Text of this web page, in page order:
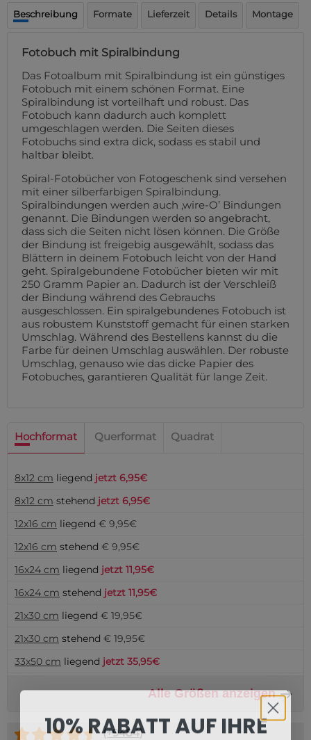
Bodenmatte
Über uns
Login
WhatsApp
Impressum
Beschreibung Formate Lieferzeit Details Montage
Fotobuch mit Spiralbindung
Das Fotoalbum mit Spiralbindung ist ein günstiges
Fotobuch mit einem schönen Format. Eine
Spiralbindung ist vorteilhaft und robust. Das
Fotobuch kann dadurch auch komplett
umgeschlagen werden. Die Seiten dieses
Fotobuchs sind extra dick, sodass es stabil und
haltbar bleibt.
Spiral-Fotobücher von Fotogeschenk sind versehen
mit einer silberfarbigen Spiralbindung.
Spiralbindungen werden auch ‚wire-O’ Bindungen
genannt. Die Bindungen werden so angebracht,
dass sich die Seiten nicht lösen können. Die Größe
der Bindung ist freigebig ausgewählt, sodass das
Blättern in deinem Fotobuch leicht von der Hand
geht. Spiralgebundene Fotobücher bieten wir mit
250 Gramm Papier an. Dadurch ist der Verschleiß
der Bindung während des Gebrauchs
ausgeschlossen. Ein spiralgebundenes Fotobuch ist
aus robustem Kunststoff gemacht für einen starken
Umschlag. Während des Bestellens kannst du die
Farbe für deinen Umschlag auswählen. Der robuste
Umschlag, genauso wie das dicke Papier des
Fotobuches, garantieren Qualität für lange Zeit.
Hochformat Querformat Quadrat
8x12 cm liegend jetzt 6,95€
8x12 cm stehend jetzt 6,95€
12x16 cm liegend € 9,95€
12x16 cm stehend € 9,95€
16x24 cm liegend jetzt 11,95€
16x24 cm stehend jetzt 11,95€
21x30 cm liegend € 19,95€
21x30 cm stehend € 19,95€
33x50 cm liegend jetzt 35,95€
Alle Größen anzeigen
(+9484)
10% RABATT AUF IHRE